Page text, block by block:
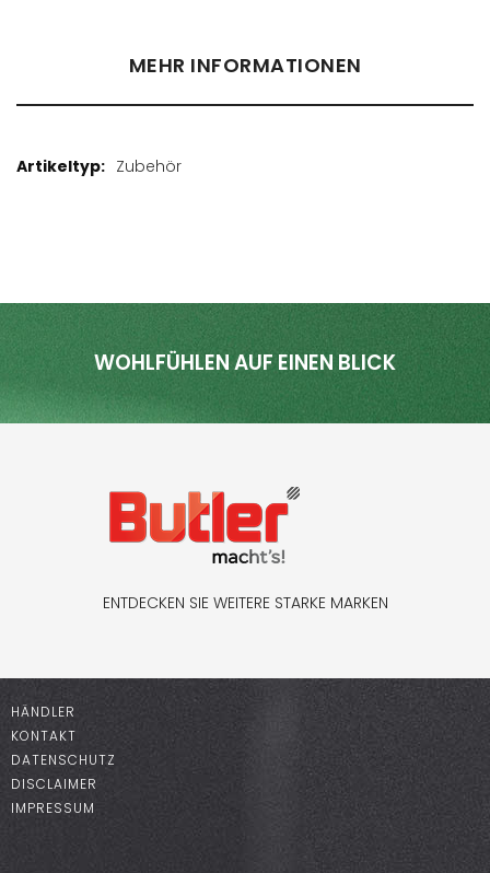
MEHR INFORMATIONEN
Mehr
Zubehör
WOHLFÜHLEN AUF EINEN BLICK
ENTDECKEN SIE WEITERE STARKE MARKEN
HÄNDLER
KONTAKT
DATENSCHUTZ
DISCLAIMER
IMPRESSUM